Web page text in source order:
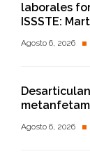
laborales
ISSSTE:
Agosto 6, 2026
Agosto 6, 2026